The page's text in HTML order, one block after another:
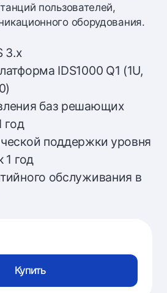
пользователей,
оборудования.
3.x
IDS1000 Q1 (1U,
баз решающих
год
поддержки уровня
1 год
обслуживания в
Купить